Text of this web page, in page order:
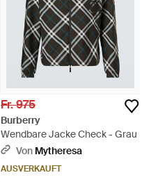
Fr. 975
Burberry
Wendbare Jacke Check - Grau
Von Mytheresa
AUSVERKAUFT